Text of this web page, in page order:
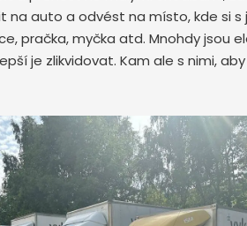
na auto a odvést na místo, kde si
pračka, myčka atd. Mnohdy
je zlikvidovat. Kam ale s nimi,